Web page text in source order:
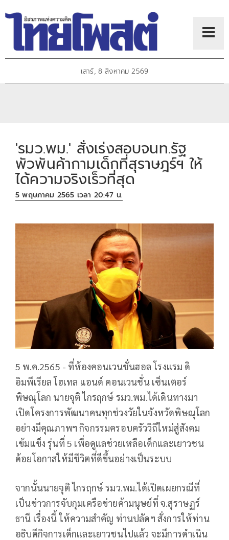
เสาร์, 8 สิงหาคม 2569
'รมว.พม.' สั่งเร่งสอบจนท.รัฐ
พัวพันค้ากามเด็กที่สุราษฎร์ฯ ให้
ได้ความจริงเร็วที่สุด
5 พฤษภาคม 2565 เวลา 20:47 น.
5 พ.ค.2565 - ที่ห้องคอนเวนชั่นฮอล โรงแรม ดิ
อิมพีเรียล โฮเทล แอนด์ คอนเวนชั่น เซ็นเตอร์
พิษณุโลก นายจุติ ไกรฤกษ์ รมว.พม.ได้เดินทางมา
เปิดโครงการพัฒนาคนทุกช่วงวัยในจังหวัดพิษณุโลก
อย่างมีคุณภาพฯ กิจกรรมครอบครัววิถีใหม่สู่สังคม
เข้มแข็ง รุ่นที่ 5 เพื่อดูแลช่วยเหลือเด็กและเยาวชน
ด้อยโอกาสให้มีชีวิตที่ดีขึ้นอย่างเป็นระบบ
จากนั้นนายจุติ ไกรฤกษ์ รมว.พม.ได้เปิดเผยกรณีที่
เป็นข่าวการจับกุมเครือข่ายค้ามนุษย์ที่ จ.สุราษฏร์
ธานี เรื่องนี้ ให้ความสำคัญ ท่านปลัดฯ สั่งการให้ท่าน
อธิบดีกิจการเด็กและเยาวชนไปแล้ว จะมีการดำเนิน